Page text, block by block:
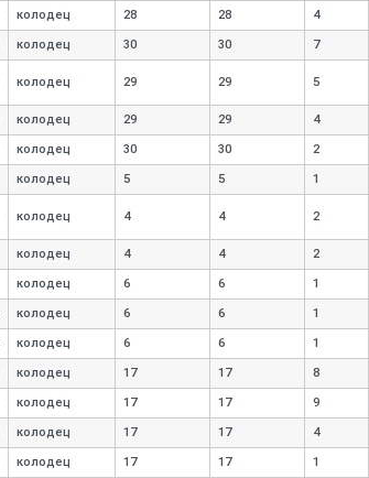
колодец 28 28 4
колодец 30 30 7
колодец 29 29 5
колодец 29 29 4
колодец 30 30 2
колодец 5 5 1
колодец 4 4 2
колодец 4 4 2
колодец 6 6 1
колодец 6 6 1
колодец 6 6 1
колодец 17 17 8
колодец 17 17 9
колодец 17 17 4
колодец 17 17 1